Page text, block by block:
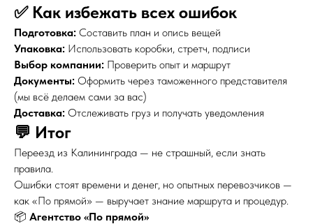
✅ Как избежать всех ошибок
Подготовка: Составить план и опись вещей
Упаковка: Использовать коробки, стретч, подписи
Выбор компании: Проверить опыт и маршрут
Документы: Оформить через таможенного представителя
(мы всё делаем сами за вас)
Доставка: Отслеживать груз и получать уведомления
💬 Итог
Переезд из Калининграда — не страшный, если знать
правила.
Ошибки стоят времени и денег, но опытных перевозчиков —
как «По прямой» — выручает знание маршрута и процедур.
📦 Агентство «По прямой»